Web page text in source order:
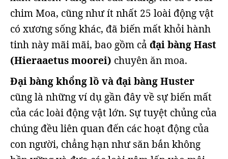
chim Moa, cũng như ít nhất 25 loài động vật
có xương sống khác, đã biến mất khỏi hành
tinh này mãi mãi, bao gồm cả đại bàng Hast
(Hieraaetus moorei) chuyên ăn moa.
Đại bàng khổng lồ và đại bàng Huster
cũng là những ví dụ gần đây về sự biến mất
của các loài động vật lớn. Sự tuyệt chủng của
chúng đều liên quan đến các hoạt động của
con người, chẳng hạn như săn bắn không